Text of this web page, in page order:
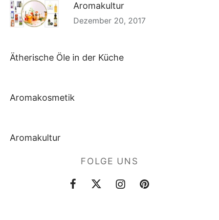
Aromakultur
Dezember 20, 2017
Ätherische Öle in der Küche
Aromakosmetik
Aromakultur
FOLGE UNS